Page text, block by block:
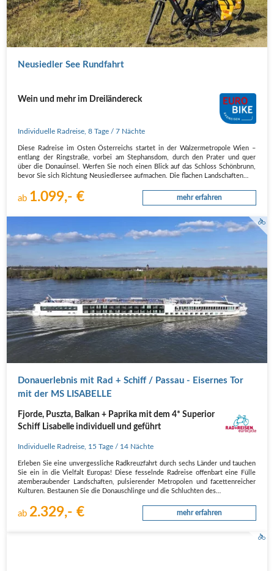
Neusiedler See Rundfahrt
Wein und mehr im Dreiländereck
Individuelle Radreise ,8 Tage / 7 Nächte
Diese Radreise im Osten Österreichs startet in der Walzermetropole Wien –
entlang der Ringstraße, vorbei am Stephansdom, durch den Prater und quer
über die Donauinsel. Werfen Sie noch einen Blick auf das Schloss Schönbrunn,
bevor Sie sich Richtung Neusiedlersee aufmachen. Die flachen Landschaften…
ab 1.099,- € mehr erfahren
Donauerlebnis mit Rad + Schiff / Passau - Eisernes Tor
mit der MS LISABELLE
Fjorde, Puszta, Balkan + Paprika mit dem 4* Superior
Schiff Lisabelle individuell und geführt
Individuelle Radreise 15 Tage / 14 Nächte
Erleben Sie eine unvergessliche Radkreuzfahrt durch sechs Länder und tauchen
Sie ein in die Vielfalt Europas! Diese fesselnde Radreise offenbart eine Fülle
atemberaubender Landschaften, pulsierender Metropolen und facettenreicher
Kulturen. Bestaunen Sie die Donauschlinge und die Schluchten des…
ab2.329,- € mehr erfahren